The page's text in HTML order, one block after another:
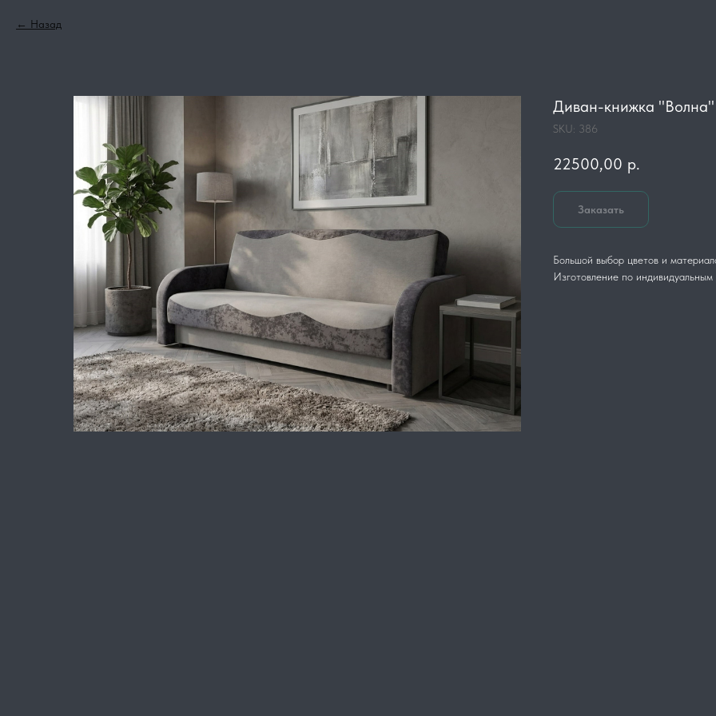
Назад
Диван-книжка "Волна"
SKU: 386
22500,00 р.
Заказать
Большой выбор цветов и
Изготовление по